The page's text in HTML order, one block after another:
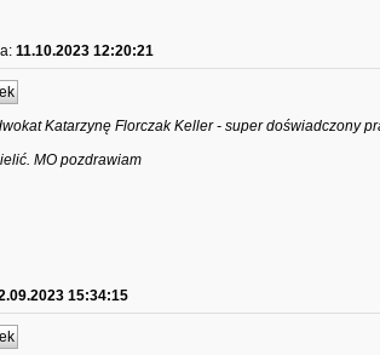
11.10.2023 12:20:21
Katarzynę Florczak Keller - super doświadczony
MO pozdrawiam
15:34:15